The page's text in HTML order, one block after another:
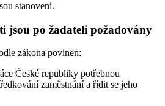
stanoveni.
jsou po žadateli požadovány
zákona povinen:
České republiky potřebnou
zaměstnání a řídit se jeho